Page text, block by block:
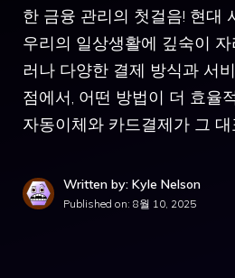
한 금융 관리의 첫걸음! 현대
우리의 일상생활에 깊숙이
러나 다양한 결제 방식과 서
점에서, 어떤 방법이 더 효율
자동이체와 카드결제가 그
Written by: Kyle Nelson
Published on: 8월 10, 2025